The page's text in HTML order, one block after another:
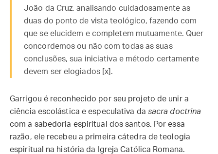
João da Cruz, analisando cuidadosamente as
duas do ponto de vista teológico, fazendo com
que se elucidem e completem mutuamente. Quer
concordemos ou não com todas as suas
conclusões, sua iniciativa e método certamente
devem ser elogiados [x].
Garrigou é reconhecido por seu projeto de unir a
ciência escolástica e especulativa da sacra doctrina
com a sabedoria espiritual dos santos. Por essa
razão, ele recebeu a primeira cátedra de teologia
espiritual na história da Igreja Católica Romana.